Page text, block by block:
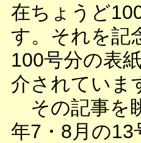
在ちょうど
す。それを記
100号分の表
介されていま
その記事を
年7・8月の13